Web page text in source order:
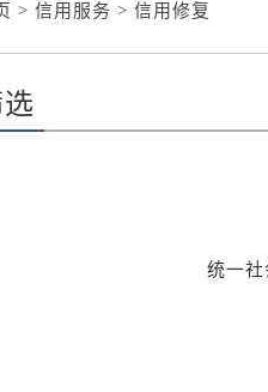
> 信用服务 > 信用修复
统一社